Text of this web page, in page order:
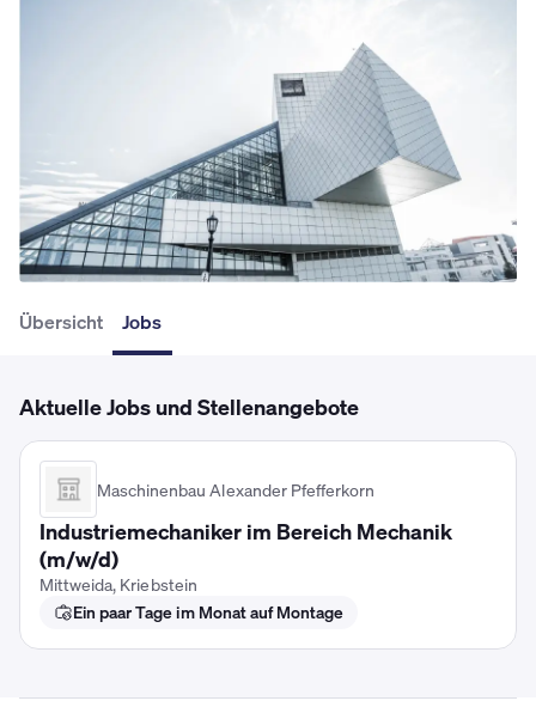
Übersicht Jobs
Aktuelle Jobs und Stellenangebote
Maschinenbau Alexander Pfefferkorn
Industriemechaniker im Bereich Mechanik
(m/w/d)
Mittweida, Kriebstein
Ein paar Tage im Monat auf Montage